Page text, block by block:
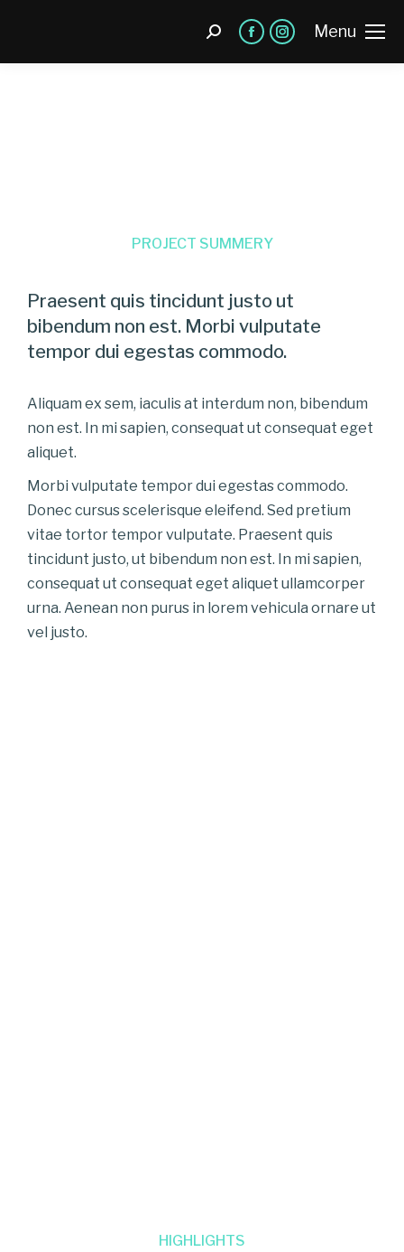
Menu
PROJECT SUMMERY
Praesent quis tincidunt justo ut
bibendum non est. Morbi vulputate
tempor dui egestas commodo.
Aliquam ex sem, iaculis at interdum non, bibendum
non est. In mi sapien, consequat ut consequat eget
aliquet.
Morbi vulputate tempor dui egestas commodo.
Donec cursus scelerisque eleifend. Sed pretium
vitae tortor tempor vulputate. Praesent quis
tincidunt justo, ut bibendum non est. In mi sapien,
consequat ut consequat eget aliquet ullamcorper
urna. Aenean non purus in lorem vehicula ornare ut
vel justo.
HIGHLIGHTS